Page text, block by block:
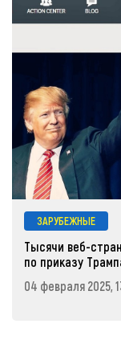
ЗАРУБЕЖНЫЕ
Тысячи веб-
по приказу
04 февраля 2025,